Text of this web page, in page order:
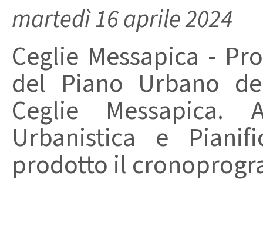
martedì 16 aprile 2024
Ceglie Messapica -
del Piano Urbano
Ceglie
Urbanistica e
prodotto il